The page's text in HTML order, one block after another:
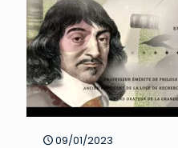
09/01/2023